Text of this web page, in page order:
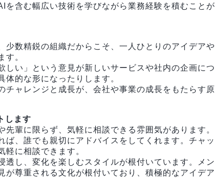
を含む幅広い技術を学びながら業務経験を積むことが
少数精鋭の組織だからこそ、一人ひとりのアイデアや
す。
しい」という意見が新しいサービスや社内の企画につ
的な形になったりします。
チャレンジと成長が、会社や事業の成長をもたらす原
します
輩に限らず、気軽に相談できる雰囲気があります。
ば、誰でも親切にアドバイスをしてくれます。チャッ
軽に相談できます。
透し、変化を楽しむスタイルが根付いています。メン
が尊重される文化が根付いており、積極的なアイデア